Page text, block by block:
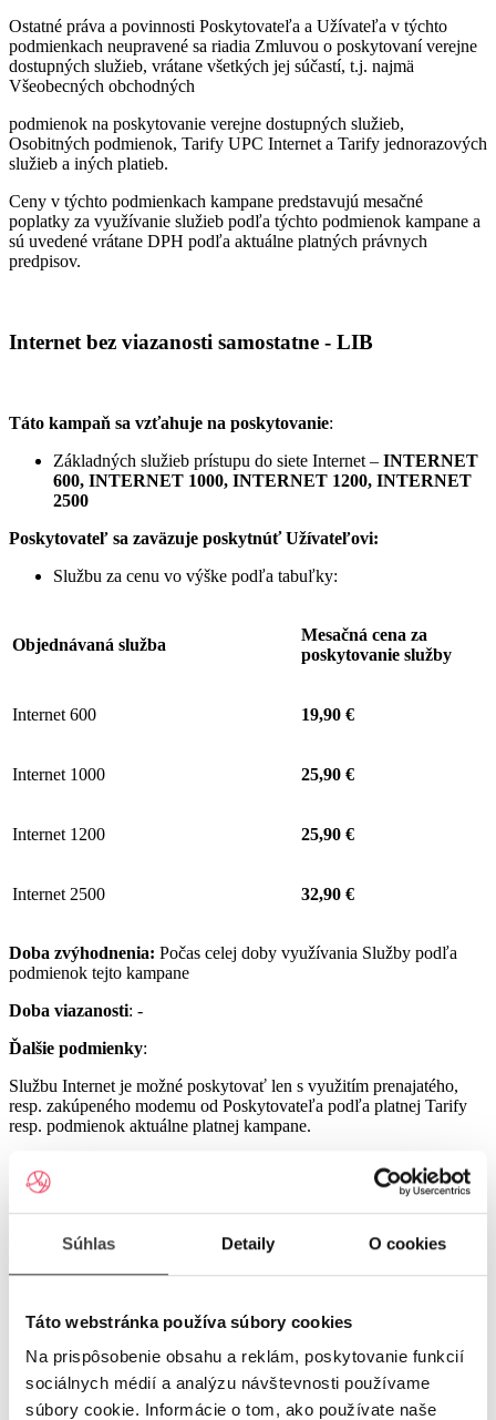
Súhlas Detaily O cookies
Táto webstránka používa súbory cookies
Na prispôsobenie obsahu a reklám, poskytovanie funkcií
sociálnych médií a analýzu návštevnosti používame
súbory cookie. Informácie o tom, ako používate naše
Ostatné práva a povinnosti Poskytovateľa a Užívateľa v týchto
podmienkach neupravené sa riadia Zmluvou o poskytovaní verejne
dostupných služieb, vrátane všetkých jej súčastí, t.j. najmä
Všeobecných obchodných
podmienok na poskytovanie verejne dostupných služieb,
Osobitných podmienok, Tarify UPC Internet a Tarify jednorazových
služieb a iných platieb.
Ceny v týchto podmienkach kampane predstavujú mesačné
poplatky za využívanie služieb podľa týchto podmienok kampane a
sú uvedené vrátane DPH podľa aktuálne platných právnych
predpisov.
Internet bez viazanosti samostatne - LIB
Táto kampaň sa vzťahuje na poskytovanie:
Základných služieb prístupu do siete Internet – INTERNET
600, INTERNET 1000, INTERNET 1200, INTERNET
2500
Poskytovateľ sa zaväzuje poskytnúť Užívateľovi:
Službu za cenu vo výške podľa tabuľky:
Objednávaná služba
Mesačná cena za
poskytovanie služby
Internet 600 19,90 €
Internet 1000 25,90 €
Internet 1200 25,90 €
Internet 2500 32,90 €
Doba zvýhodnenia: Počas celej doby využívania Služby podľa
podmienok tejto kampane
Doba viazanosti: -
Ďalšie podmienky:
Službu Internet je možné poskytovať len s využitím prenajatého,
resp. zakúpeného modemu od Poskytovateľa podľa platnej Tarify
resp. podmienok aktuálne platnej kampane.
Službu UPC Internet 1000 je možné poskytovať len s využitím
prenajatého resp. zakúpeného modemu GIGA ConnectBox
alebo GIGA Connect Box 6 (podľa dostupnosti) od Poskytovateľa
s odbornou inštaláciou), a to v lokalitách špecifikovaných v Tarife
poskytovať len s využitím prenajatého resp. zakúpeného modemu
podmienok aktuálne platnej kampane (len s odbornou inštaláciou), a
to v lokalitách špecifikovaných v Tarife UPC Internet.